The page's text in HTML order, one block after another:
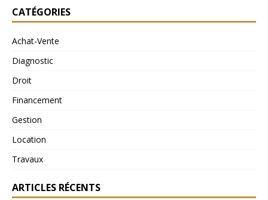
CATÉGORIES
Achat-Vente
Diagnostic
Droit
Financement
Gestion
Location
Travaux
ARTICLES RÉCENTS